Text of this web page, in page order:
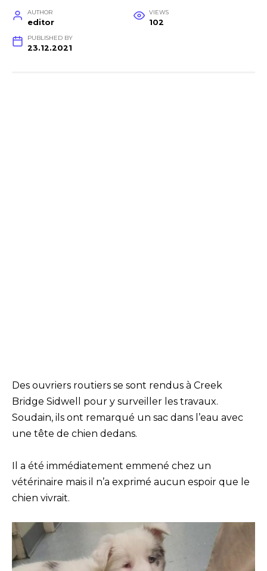
AUTHOR
editor
VIEWS
102
PUBLISHED BY
23.12.2021
Des ouvriers routiers se sont rendus à Creek
Bridge Sidwell pour y surveiller les travaux.
Soudain, ils ont remarqué un sac dans l’eau avec
une tête de chien dedans.
Il a été immédiatement emmené chez un
vétérinaire mais il n’a exprimé aucun espoir que le
chien vivrait.